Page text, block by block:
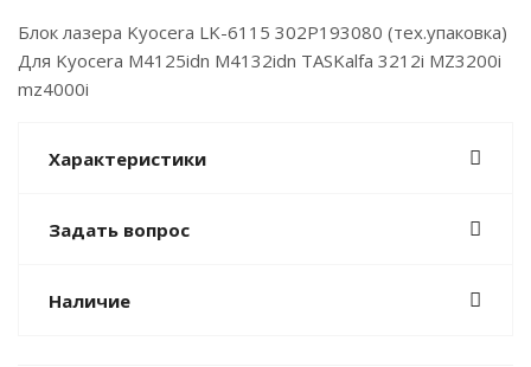
Блок лазера Kyocera LK-6115 302P193080 (тех.упаковка)
Для Kyocera M4125idn M4132idn TASKalfa 3212i MZ3200i
mz4000i
Характеристики
Задать вопрос
Наличие